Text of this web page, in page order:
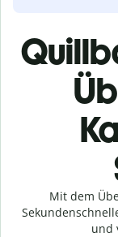
Mit dem
und